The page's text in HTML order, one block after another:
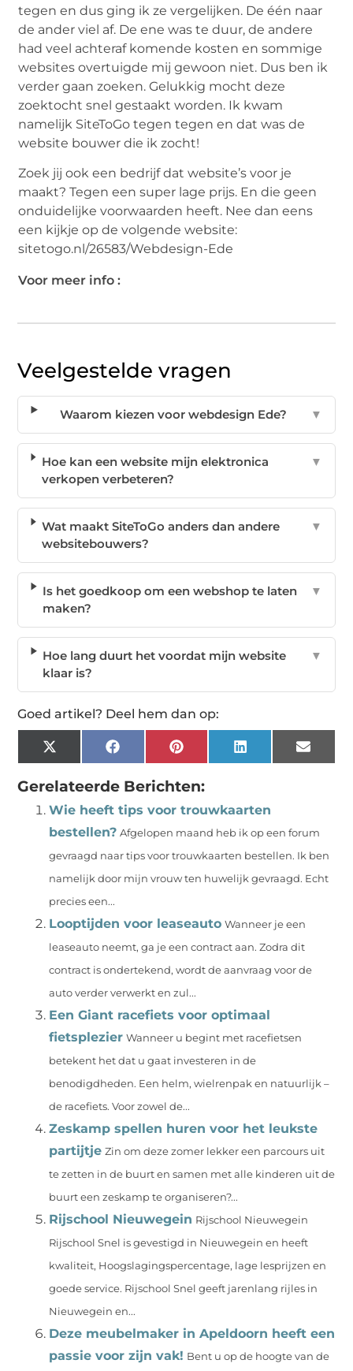
tegen en dus ging ik ze vergelijken. De één naar
de ander viel af. De ene was te duur, de andere
had veel achteraf komende kosten en sommige
websites overtuigde mij gewoon niet. Dus ben ik
verder gaan zoeken. Gelukkig mocht deze
zoektocht snel gestaakt worden. Ik kwam
namelijk SiteToGo tegen tegen en dat was de
website bouwer die ik zocht!
Zoek jij ook een bedrijf dat website’s voor je
maakt? Tegen een super lage prijs. En die geen
onduidelijke voorwaarden heeft. Nee dan eens
een kijkje op de volgende website:
sitetogo.nl/26583/Webdesign-Ede
Voor meer info :
Veelgestelde vragen
Waarom kiezen voor webdesign Ede? ▼
Hoe kan een website mijn elektronica
verkopen verbeteren?
▼
Wat maakt SiteToGo anders dan andere
websitebouwers?
▼
Is het goedkoop om een webshop te laten
maken?
▼
Hoe lang duurt het voordat mijn website
klaar is?
▼
Goed artikel? Deel hem dan op:
X
(Twitter)
FacebookPinterest LinkedIn Email
Gerelateerde Berichten:
Wie heeft tips voor trouwkaarten
bestellen? Afgelopen maand heb ik op een forum
gevraagd naar tips voor trouwkaarten bestellen. Ik ben
namelijk door mijn vrouw ten huwelijk gevraagd. Echt
precies een...
Looptijden voor leaseauto Wanneer je een
leaseauto neemt, ga je een contract aan. Zodra dit
contract is ondertekend, wordt de aanvraag voor de
auto verder verwerkt en zul...
Een Giant racefiets voor optimaal
fietsplezier Wanneer u begint met racefietsen
betekent het dat u gaat investeren in de
benodigdheden. Een helm, wielrenpak en natuurlijk –
de racefiets. Voor zowel de...
Zeskamp spellen huren voor het leukste
partijtje Zin om deze zomer lekker een parcours uit
te zetten in de buurt en samen met alle kinderen uit de
buurt een zeskamp te organiseren?...
Rijschool Nieuwegein Rijschool Nieuwegein
Rijschool Snel is gevestigd in Nieuwegein en heeft
kwaliteit, Hoogslagingspercentage, lage lesprijzen en
goede service. Rijschool Snel geeft jarenlang rijles in
Nieuwegein en...
Deze meubelmaker in Apeldoorn heeft een
passie voor zijn vak! Bent u op de hoogte van de